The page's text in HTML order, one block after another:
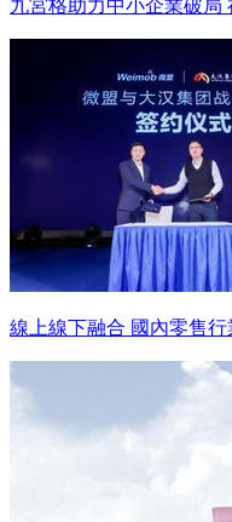
九宮格助力中小企業破局
線上線下融合 國內零售行